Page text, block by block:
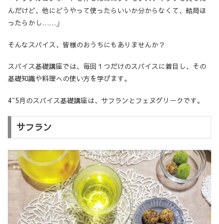
んだけど、他にどうやって使ったらいいか分からなくて、結局ほ
ったらかし……」
そんなスパイス、皆様のおうちにもありませんか？
スパイス基礎講座では、毎回１つだけのスパイスに着目し、その
基礎知識や料理への使い方を学びます。
4~5月のスパイス基礎講座は、サフランとフェヌグリークです。
サフラン